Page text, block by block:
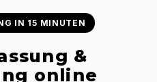
IN 15 MINUTEN
&
online